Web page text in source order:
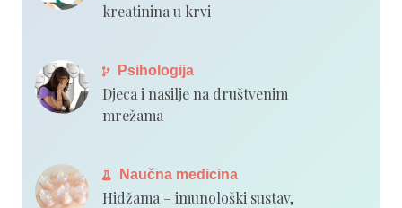
kreatinina u krvi
Psihologija
Djeca i nasilje na društvenim
mrežama
Naučna medicina
Hidžama – imunološki sustav,